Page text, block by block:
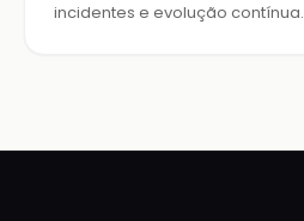
incidentes e evolução contínua.